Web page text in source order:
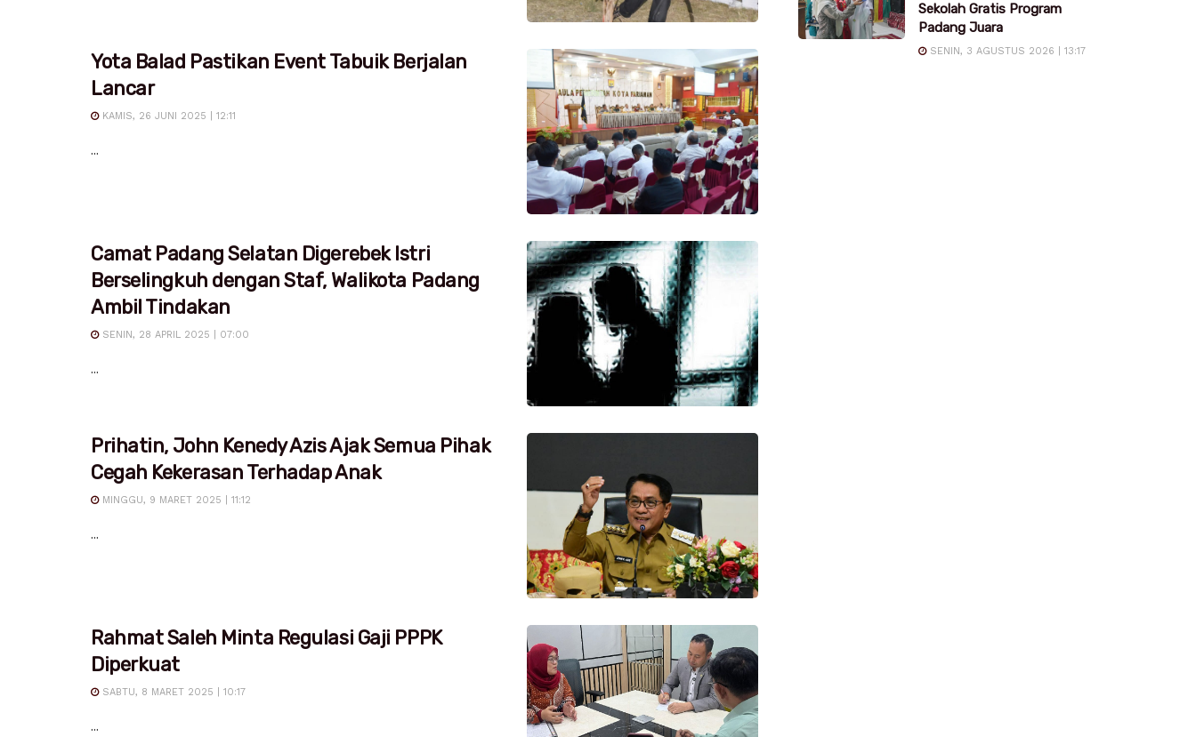
Yota Balad Pastikan Event Tabuik Berjalan
Lancar
KAMIS, 26 JUNI 2025 | 12:11
...
Camat Padang Selatan Digerebek Istri
Berselingkuh dengan Staf, Walikota Padang
Ambil Tindakan
SENIN, 28 APRIL 2025 | 07:00
...
Prihatin, John Kenedy Azis Ajak Semua Pihak
Cegah Kekerasan Terhadap Anak
MINGGU, 9 MARET 2025 | 11:12
...
Rahmat Saleh Minta Regulasi Gaji PPPK
Diperkuat
SABTU, 8 MARET 2025 | 10:17
...
Sekolah Gratis Program
Padang Juara
SENIN, 3 AGUSTUS 2026 | 13:17